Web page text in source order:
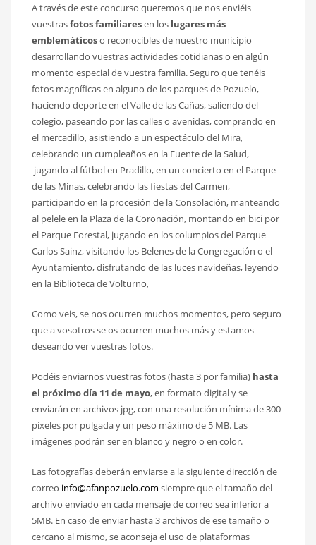
A través de este concurso queremos que nos enviéis
vuestrasfotos familiaresen los lugares más
emblemáticoso reconocibles de nuestro municipio
desarrollando vuestras actividades cotidianas o en algún
momento especial de vuestra familia. Seguro que tenéis
fotos magníficas en alguno de los parques de Pozuelo,
haciendo deporte en el Valle de las Cañas, saliendo del
colegio, paseando por las calles o avenidas, comprando en
el mercadillo, asistiendo a un espectáculo del Mira,
celebrando un cumpleaños en la Fuente de la Salud,
jugando al fútbol en Pradillo, en un concierto en el Parque
de las Minas, celebrando las fiestas del Carmen,
participando en la procesión de la Consolación, manteando
al pelele en la Plaza de la Coronación, montando en bici por
el Parque Forestal, jugando en los columpios del Parque
Carlos Sainz, visitando los Belenes de la Congregación o el
Ayuntamiento, disfrutando de las luces navideñas, leyendo
en la Biblioteca de Volturno,
Como veis, se nos ocurren muchos momentos, pero seguro
que a vosotros se os ocurren muchos más y estamos
deseando ver vuestras fotos.
Podéis enviarnos vuestras fotos (hasta 3 por familia) hasta
el próximo día 11 de mayo, en formato digital y se
enviarán en archivos jpg, con una resolución mínima de 300
píxeles por pulgada y un peso máximo de 5 MB. Las
imágenes podrán ser en blanco y negro o en color.
Las fotografías deberán enviarse a la siguiente dirección de
correo info@afanpozuelo.com siempre que el tamaño del
archivo enviado en cada mensaje de correo sea inferior a
5MB. En caso de enviar hasta 3 archivos de ese tamaño o
cercano al mismo, se aconseja el uso de plataformas